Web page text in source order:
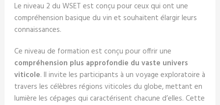
Le niveau 2 du WSET est conçu pour ceux qui ont une
compréhension basique du vin et souhaitent élargir leurs
connaissances.
Ce niveau de formation est conçu pour offrir une
compréhension plus approfondie du vaste univers
viticole. Il invite les participants à un voyage exploratoire à
travers les célèbres régions viticoles du globe, mettant en
lumière les cépages qui caractérisent chacune d’elles. Cette